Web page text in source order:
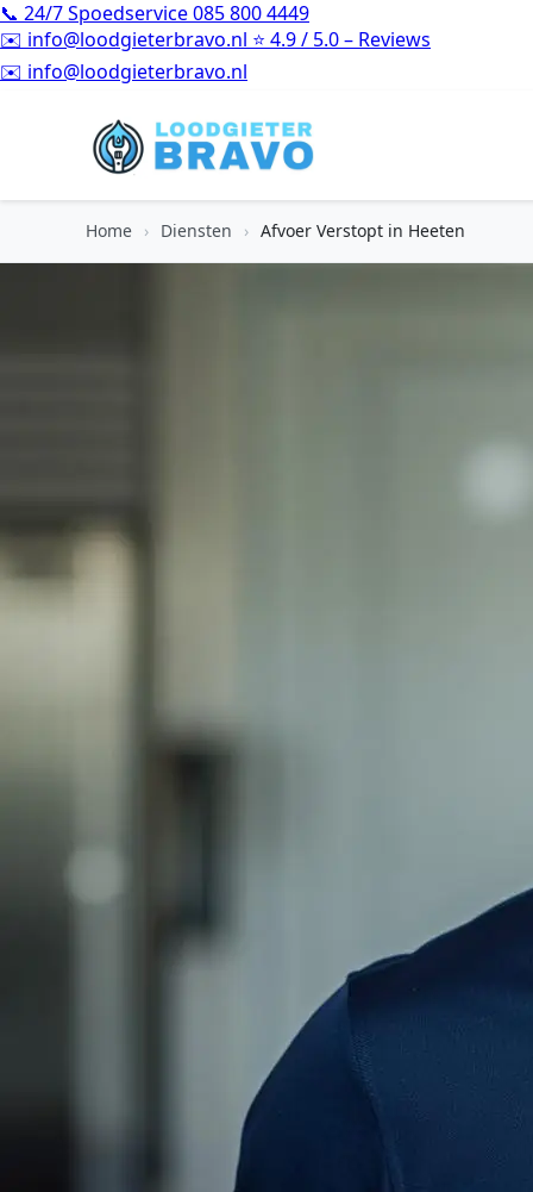
📞 24/7 Spoedservice085 800 4449
✉️ info@loodgieterbravo.nl ⭐ 4.9 / 5.0 – Reviews
⭐4.9 / 5.0 – Reviews
Home › Diensten › Afvoer Verstopt in Heeten